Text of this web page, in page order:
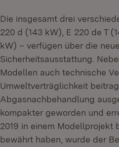
Die insgesamt drei
220 d (143 kW), E 220 de T
kW) – verfügen über die
Sicherheitsausstattung.
Modellen auch technische
Umweltverträglichkeit
Abgasnachbehandlung
kompakter geworden und
2019 in einem Modellprojekt
bewährt haben, wurde der